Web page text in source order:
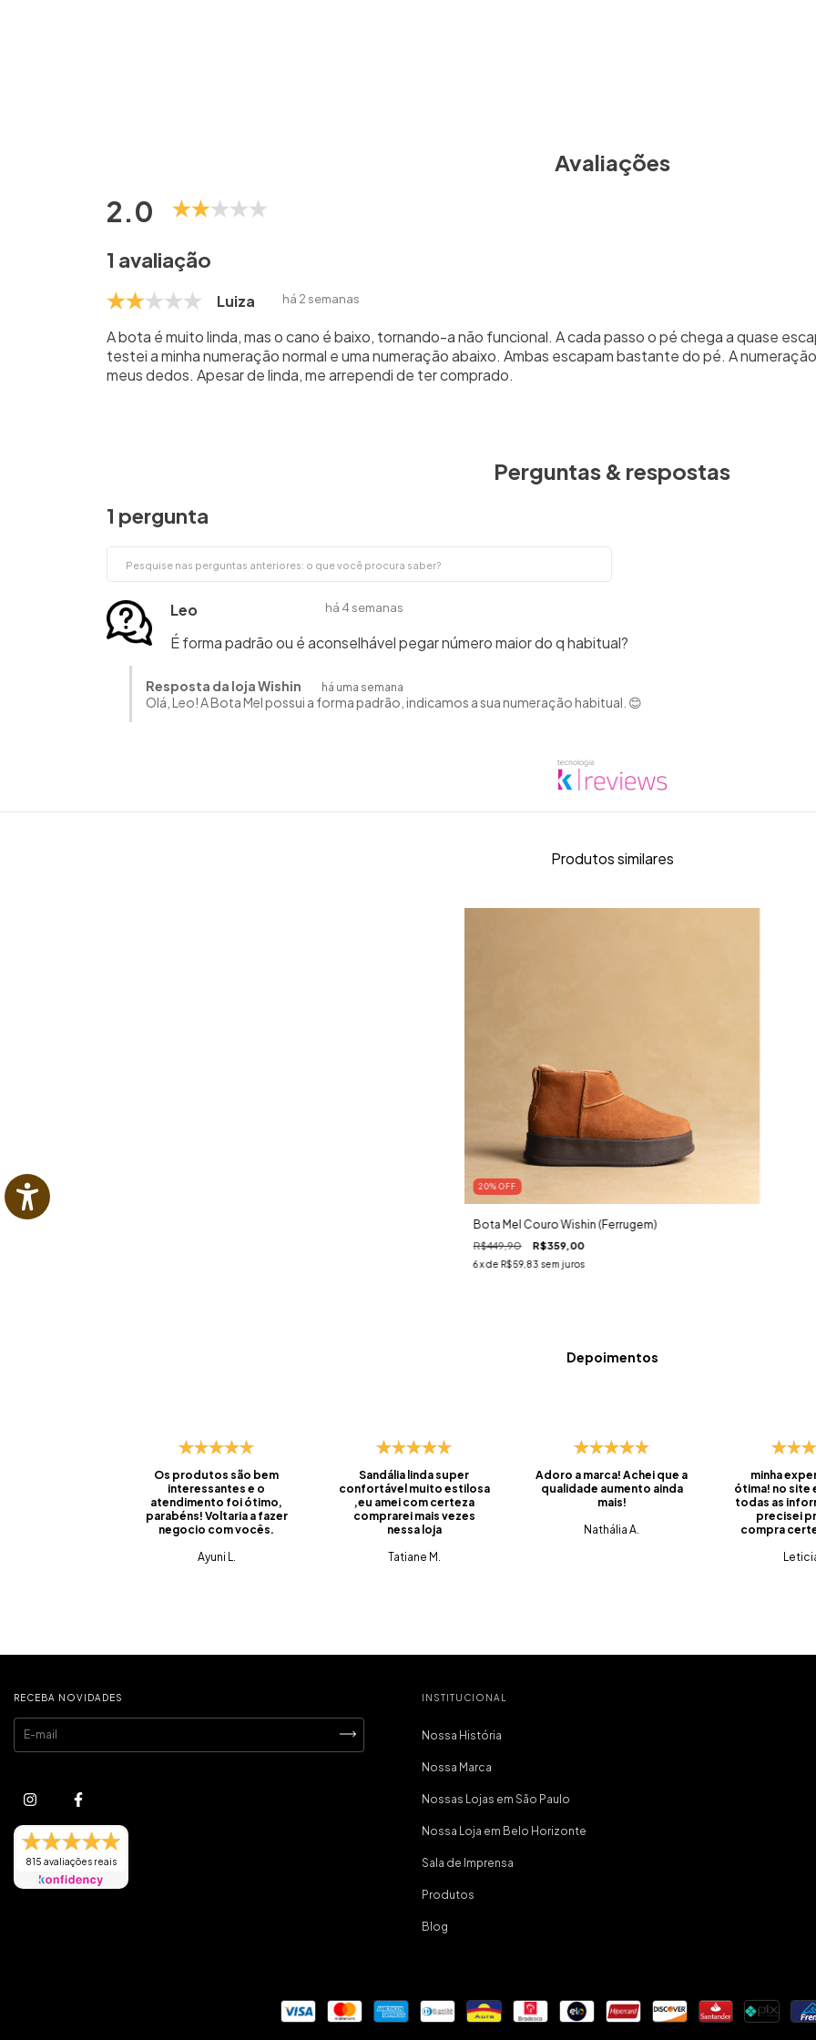
Avaliações
2.0
1 avaliação
Luiza há 2 semanas
A bota é muito linda, mas o cano é baixo, tornando-a não funcional. A cada passo o pé chega a quase
testei a minha numeração normal e uma numeração abaixo. Ambas escapam bastante do pé. A
meus dedos. Apesar de linda, me arrependi de ter comprado.
Perguntas & respostas
1 pergunta
Leo há 4 semanas
É forma padrão ou é aconselhável pegar número maior do q habitual?
Resposta da loja Wishin há uma semana
Olá, Leo! A Bota Mel possui a forma padrão, indicamos a sua numeração habitual. 😊
Produtos similares
20% OFF
Bota Mel Couro Wishin (Ferrugem)
R$449,90 R$359,00
6x de R$59,83 sem juros
Depoimentos
Os produtos são bem
interessantes e o
atendimento foi ótimo,
parabéns! Voltaria a fazer
negocio com vocês.
Ayuni L.
Sandália linda super
confortável muito estilosa
,eu amei com certeza
comprarei mais vezes
nessa loja
Tatiane M.
Adoro a marca! Achei que a
qualidade aumento ainda
mais!
Nathália A.
minha
ótima! no site
todas as
precisei
compra
do prazo,
tudo muito
compra e
RECEBA NOVIDADES
815 avaliações reais
INSTITUCIONAL
Nossa História
Nossa Marca
Nossas Lojas em São Paulo
Nossa Loja em Belo Horizonte
Sala de Imprensa
Produtos
Blog